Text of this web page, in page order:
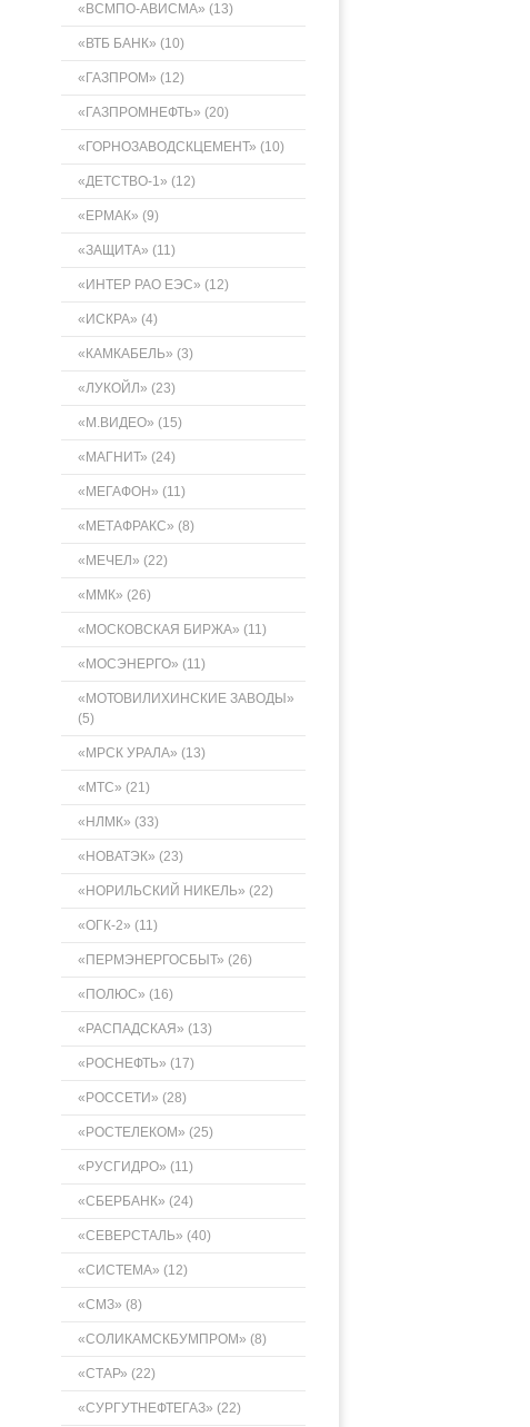
«ВСМПО-АВИСМА» (13)
«ВТБ БАНК» (10)
«ГАЗПРОМ» (12)
«ГАЗПРОМНЕФТЬ» (20)
«ГОРНОЗАВОДСКЦЕМЕНТ» (10)
«ДЕТСТВО-1» (12)
«ЕРМАК» (9)
«ЗАЩИТА» (11)
«ИНТЕР РАО ЕЭС» (12)
«ИСКРА» (4)
«КАМКАБЕЛЬ» (3)
«ЛУКОЙЛ» (23)
«М.ВИДЕО» (15)
«МАГНИТ» (24)
«МЕГАФОН» (11)
«МЕТАФРАКС» (8)
«МЕЧЕЛ» (22)
«ММК» (26)
«МОСКОВСКАЯ БИРЖА» (11)
«МОСЭНЕРГО» (11)
«МОТОВИЛИХИНСКИЕ ЗАВОДЫ»
(5)
«МРСК УРАЛА» (13)
«МТС» (21)
«НЛМК» (33)
«НОВАТЭК» (23)
«НОРИЛЬСКИЙ НИКЕЛЬ» (22)
«ОГК-2» (11)
«ПЕРМЭНЕРГОСБЫТ» (26)
«ПОЛЮС» (16)
«РАСПАДСКАЯ» (13)
«РОСНЕФТЬ» (17)
«РОССЕТИ» (28)
«РОСТЕЛЕКОМ» (25)
«РУСГИДРО» (11)
«СБЕРБАНК» (24)
«СЕВЕРСТАЛЬ» (40)
«СИСТЕМА» (12)
«СМЗ» (8)
«СОЛИКАМСКБУМПРОМ» (8)
«СТАР» (22)
«СУРГУТНЕФТЕГАЗ» (22)